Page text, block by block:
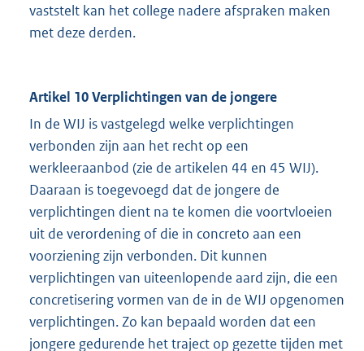
vaststelt kan het college nadere afspraken maken
met deze derden.
Artikel 10 Verplichtingen van de jongere
In de WIJ is vastgelegd welke verplichtingen
verbonden zijn aan het recht op een
werkleeraanbod (zie de artikelen 44 en 45 WIJ).
Daaraan is toegevoegd dat de jongere de
verplichtingen dient na te komen die voortvloeien
uit de verordening of die in concreto aan een
voorziening zijn verbonden. Dit kunnen
verplichtingen van uiteenlopende aard zijn, die een
concretisering vormen van de in de WIJ opgenomen
verplichtingen. Zo kan bepaald worden dat een
jongere gedurende het traject op gezette tijden met